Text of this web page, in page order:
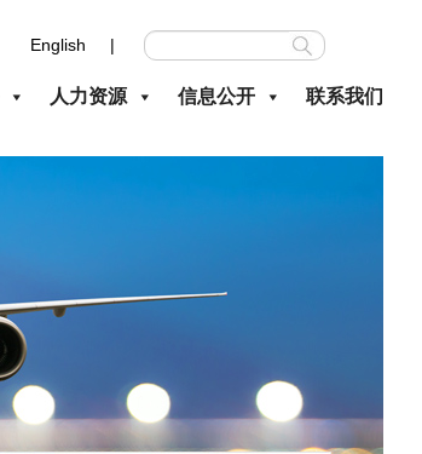
English |
人力资源 信息公开 联系我们